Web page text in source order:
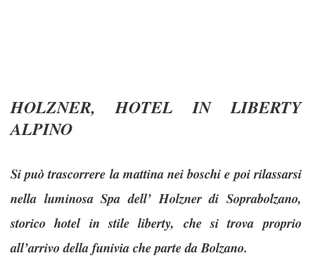
HOLZNER, HOTEL IN LIBERTY
ALPINO
Si può trascorrere la mattina nei boschi e poi rilassarsi
nella luminosa Spa dell’ Holzner di Soprabolzano,
storico hotel in stile liberty, che si trova proprio
all’arrivo della funivia che parte da Bolzano.